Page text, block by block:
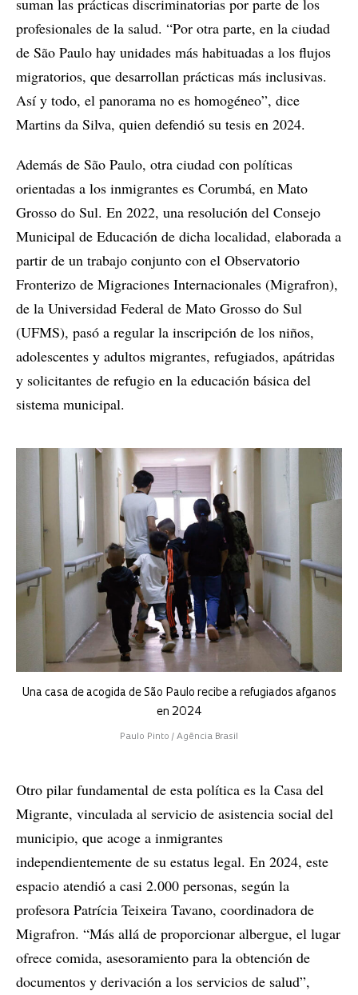
suman las prácticas discriminatorias por parte de los
profesionales de la salud. “Por otra parte, en la ciudad
de São Paulo hay unidades más habituadas a los flujos
migratorios, que desarrollan prácticas más inclusivas.
Así y todo, el panorama no es homogéneo”, dice
Martins da Silva, quien defendió su tesis en 2024.
Además de São Paulo, otra ciudad con políticas
orientadas a los inmigrantes es Corumbá, en Mato
Grosso do Sul. En 2022, una resolución del Consejo
Municipal de Educación de dicha localidad, elaborada a
partir de un trabajo conjunto con el Observatorio
Fronterizo de Migraciones Internacionales (Migrafron),
de la Universidad Federal de Mato Grosso do Sul
(UFMS), pasó a regular la inscripción de los niños,
adolescentes y adultos migrantes, refugiados, apátridas
y solicitantes de refugio en la educación básica del
sistema municipal.
Una casa de acogida de São Paulo recibe a refugiados afganos
en 2024
Paulo Pinto / Agência Brasil
Otro pilar fundamental de esta política es la Casa del
Migrante, vinculada al servicio de asistencia social del
municipio, que acoge a inmigrantes
independientemente de su estatus legal. En 2024, este
espacio atendió a casi 2.000 personas, según la
profesora Patrícia Teixeira Tavano, coordinadora de
Migrafron. “Más allá de proporcionar albergue, el lugar
ofrece comida, asesoramiento para la obtención de
documentos y derivación a los servicios de salud”,